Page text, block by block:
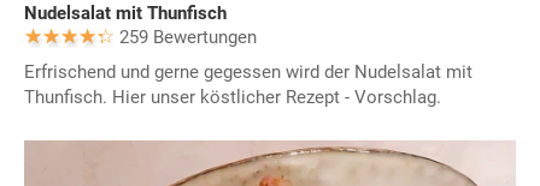
Nudelsalat mit Thunfisch
259 Bewertungen
Erfrischend und gerne gegessen wird der Nudelsalat mit
Thunfisch. Hier unser köstlicher Rezept - Vorschlag.